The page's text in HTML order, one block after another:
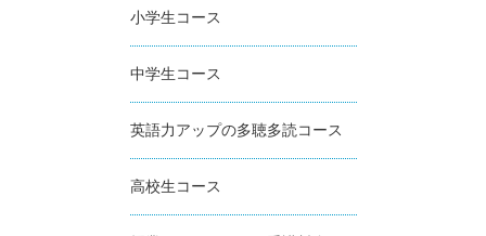
小学生コース
中学生コース
英語力アップの多聴多読コース
高校生コース